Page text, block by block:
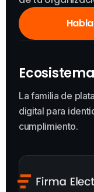
La familia de
digital para
cumplimiento.